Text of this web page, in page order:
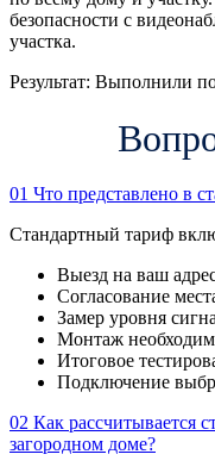
безопасности с
участка.
Результат: Выполнили
01 Что представлено в
Стандартный тариф
Выезд на ваш
Согласование
Замер уровня
Монтаж
Итоговое
Подключение
02 Как рассчитывается
загородном доме?